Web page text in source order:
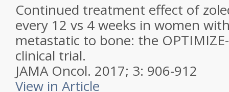
Continued treatment effect of
every 12 vs 4 weeks in women
metastatic to bone: the
clinical trial.
JAMA Oncol. 2017; 3: 906-912
View in Article